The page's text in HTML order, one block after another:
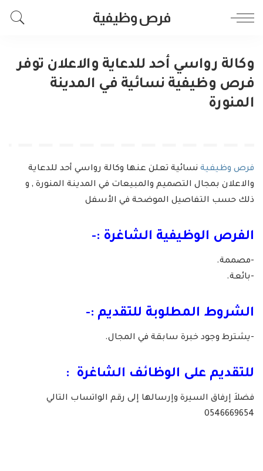
فرص وظيفية
وكالة رواسي أحد للدعاية والاعلان توفر
فرص وظيفية نسائية في المدينة
المنورة
فرص وظيفية نسائية تعلن عنها وكالة رواسي أحد للدعاية
والاعلان بمجال التصميم والمبيعات في المدينة المنورة , و
ذلك حسب التفاصيل الموضحة في الأسفل
الفرص الوظيفية الشاغرة :-
-مصممة.
-بائعة.
الشروط المطلوبة للتقديم :-
-يشترط وجود خبرة سابقة في المجال.
للتقديم على الوظائف الشاغرة :
فضلاَ إرفاق السيرة وإرسالها إلى رقم الواتساب التالي
0546669654